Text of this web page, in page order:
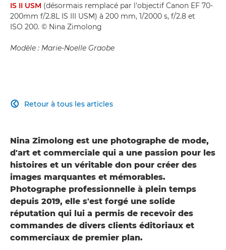
IS II USM (désormais remplacé par l'objectif Canon EF 70-
200mm f/2.8L IS III USM) à 200 mm, 1/2000 s, f/2.8 et
ISO 200. © Nina Zimolong
Modèle : Marie-Noelle Graobe
Retour à tous les articles

Nina Zimolong est une photographe de mode,
d'art et commerciale qui a une passion pour les
histoires et un véritable don pour créer des
images marquantes et mémorables.
Photographe professionnelle à plein temps
depuis 2019, elle s'est forgé une solide
réputation qui lui a permis de recevoir des
commandes de divers clients éditoriaux et
commerciaux de premier plan.